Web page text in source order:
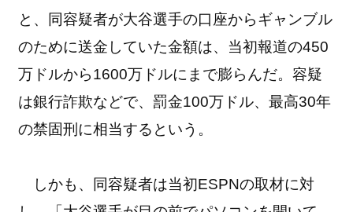
と、同容疑者が大谷選手の口座からギャンブル
のために送金していた金額は、当初報道の450
万ドルから1600万ドルにまで膨らんだ。容疑
は銀行詐欺などで、罰金100万ドル、最高30年
の禁固刑に相当するという。
しかも、同容疑者は当初ESPNの取材に対